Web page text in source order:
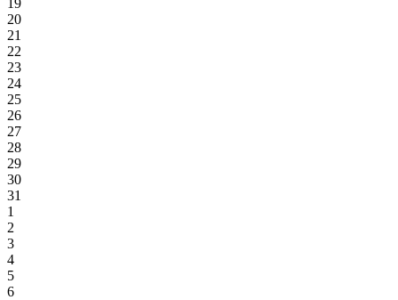
20
21
22
23
24
25
26
27
28
29
30
31
1
2
3
4
5
6